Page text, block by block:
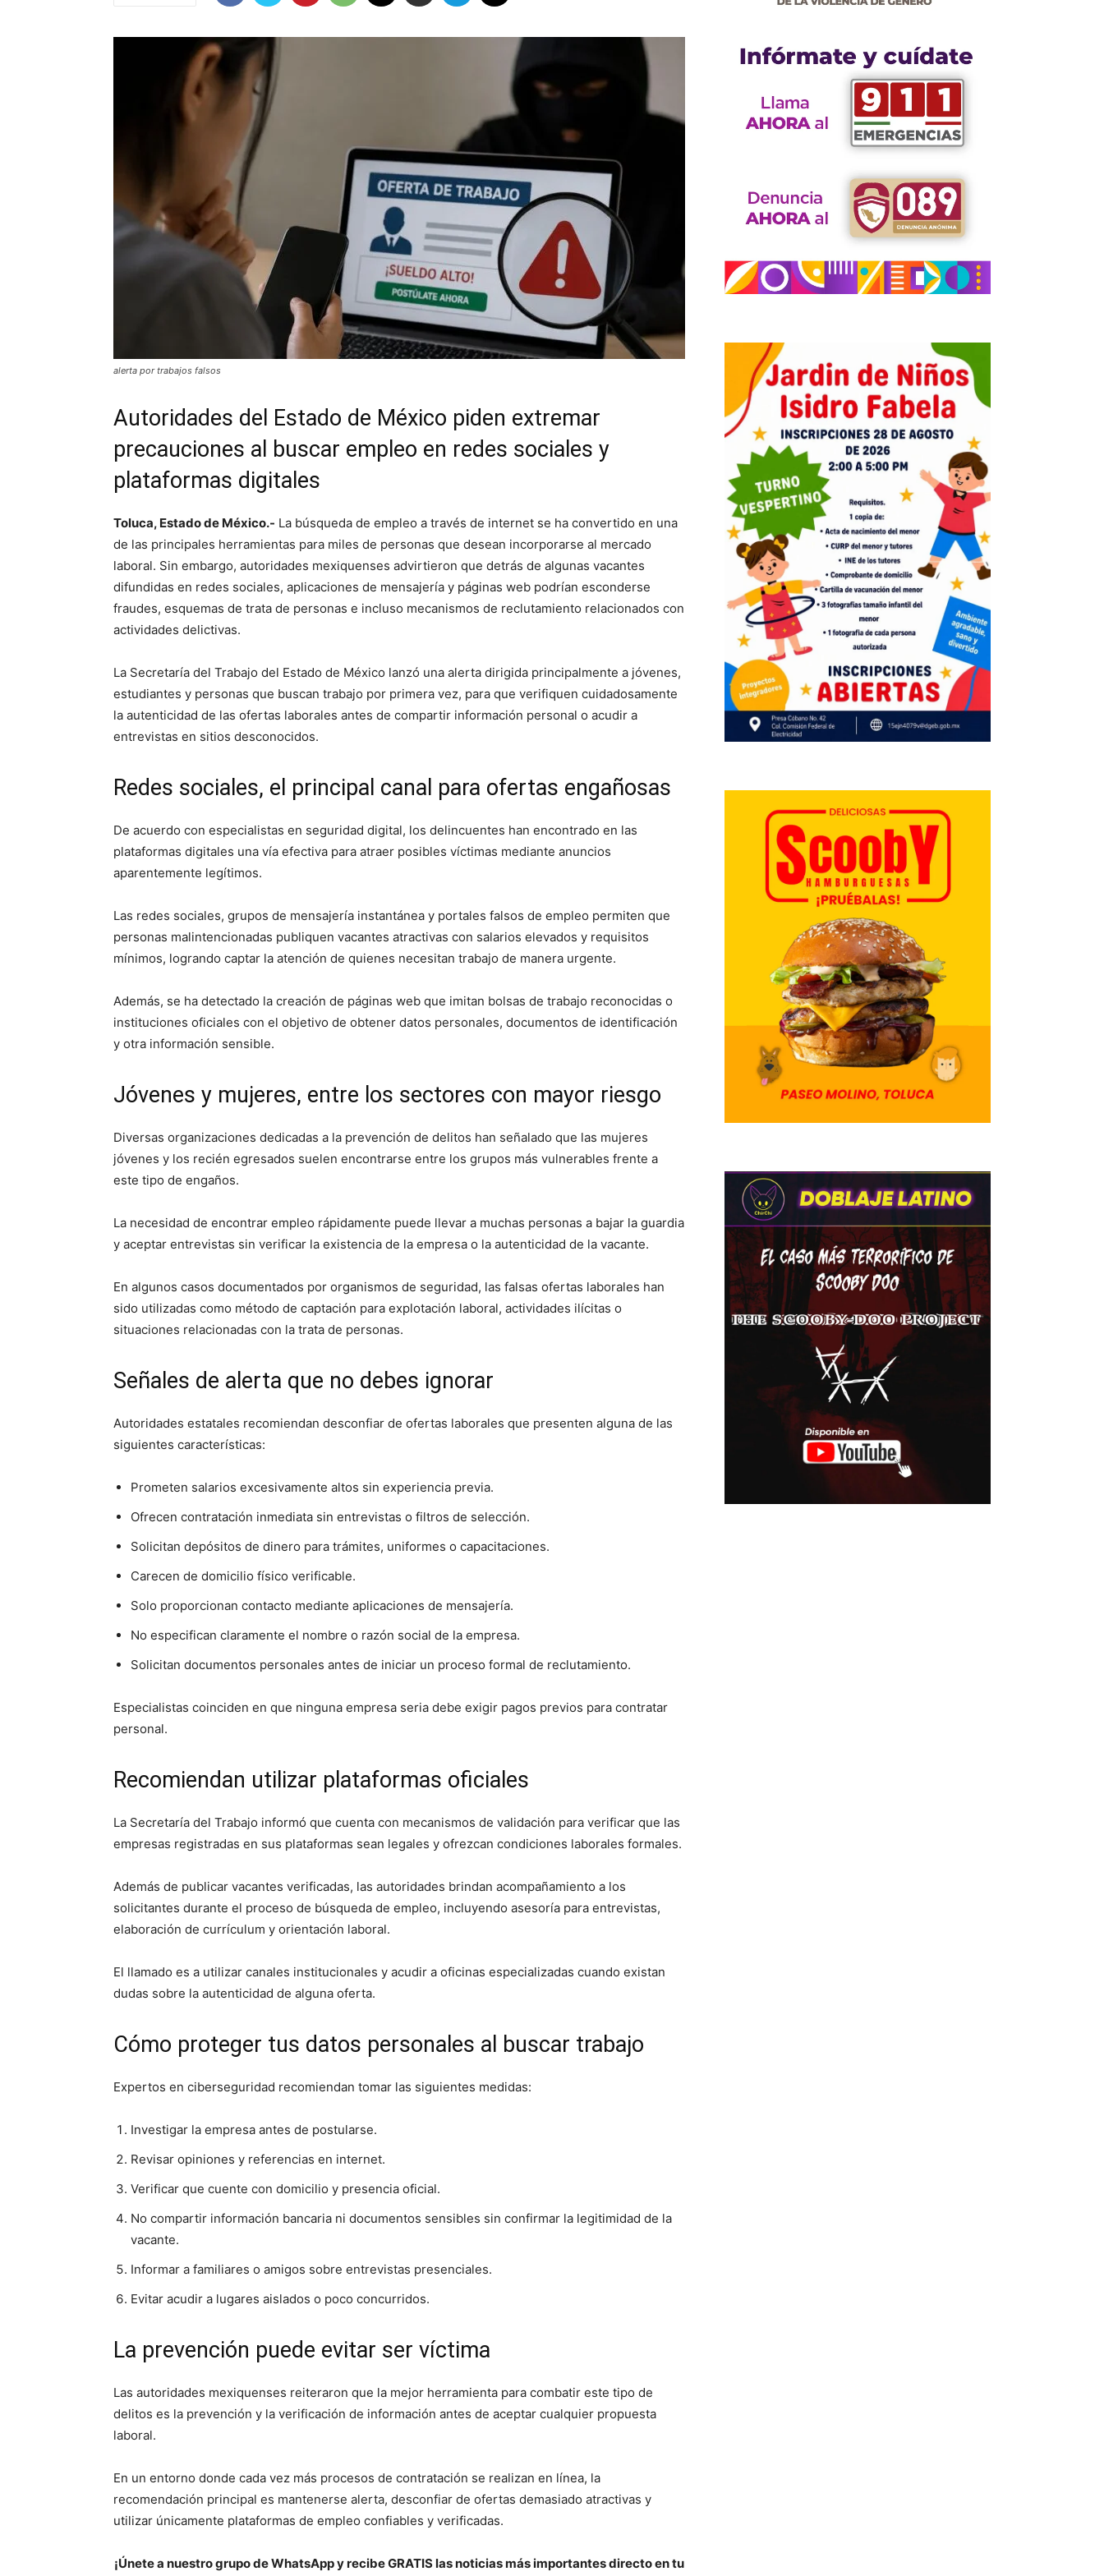
alerta por trabajos falsos
Autoridades del Estado de México piden extremar
precauciones al buscar empleo en redes sociales y
plataformas digitales
Toluca, Estado de México.- La búsqueda de empleo a través de internet se ha convertido en una
de las principales herramientas para miles de personas que desean incorporarse al mercado
laboral. Sin embargo, autoridades mexiquenses advirtieron que detrás de algunas vacantes
difundidas en redes sociales, aplicaciones de mensajería y páginas web podrían esconderse
fraudes, esquemas de trata de personas e incluso mecanismos de reclutamiento relacionados con
actividades delictivas.
La Secretaría del Trabajo del Estado de México lanzó una alerta dirigida principalmente a jóvenes,
estudiantes y personas que buscan trabajo por primera vez, para que verifiquen cuidadosamente
la autenticidad de las ofertas laborales antes de compartir información personal o acudir a
entrevistas en sitios desconocidos.
Redes sociales, el principal canal para ofertas engañosas
De acuerdo con especialistas en seguridad digital, los delincuentes han encontrado en las
plataformas digitales una vía efectiva para atraer posibles víctimas mediante anuncios
aparentemente legítimos.
Las redes sociales, grupos de mensajería instantánea y portales falsos de empleo permiten que
personas malintencionadas publiquen vacantes atractivas con salarios elevados y requisitos
mínimos, logrando captar la atención de quienes necesitan trabajo de manera urgente.
Además, se ha detectado la creación de páginas web que imitan bolsas de trabajo reconocidas o
instituciones oficiales con el objetivo de obtener datos personales, documentos de identificación
y otra información sensible.
Jóvenes y mujeres, entre los sectores con mayor riesgo
Diversas organizaciones dedicadas a la prevención de delitos han señalado que las mujeres
jóvenes y los recién egresados suelen encontrarse entre los grupos más vulnerables frente a
este tipo de engaños.
La necesidad de encontrar empleo rápidamente puede llevar a muchas personas a bajar la guardia
y aceptar entrevistas sin verificar la existencia de la empresa o la autenticidad de la vacante.
En algunos casos documentados por organismos de seguridad, las falsas ofertas laborales han
sido utilizadas como método de captación para explotación laboral, actividades ilícitas o
situaciones relacionadas con la trata de personas.
Señales de alerta que no debes ignorar
Autoridades estatales recomiendan desconfiar de ofertas laborales que presenten alguna de las
siguientes características:
Prometen salarios excesivamente altos sin experiencia previa.
Ofrecen contratación inmediata sin entrevistas o filtros de selección.
Solicitan depósitos de dinero para trámites, uniformes o capacitaciones.
Carecen de domicilio físico verificable.
Solo proporcionan contacto mediante aplicaciones de mensajería.
No especifican claramente el nombre o razón social de la empresa.
Solicitan documentos personales antes de iniciar un proceso formal de reclutamiento.
Especialistas coinciden en que ninguna empresa seria debe exigir pagos previos para contratar
personal.
Recomiendan utilizar plataformas oficiales
La Secretaría del Trabajo informó que cuenta con mecanismos de validación para verificar que las
empresas registradas en sus plataformas sean legales y ofrezcan condiciones laborales formales.
Además de publicar vacantes verificadas, las autoridades brindan acompañamiento a los
solicitantes durante el proceso de búsqueda de empleo, incluyendo asesoría para entrevistas,
elaboración de currículum y orientación laboral.
El llamado es a utilizar canales institucionales y acudir a oficinas especializadas cuando existan
dudas sobre la autenticidad de alguna oferta.
Cómo proteger tus datos personales al buscar trabajo
Expertos en ciberseguridad recomiendan tomar las siguientes medidas:
Investigar la empresa antes de postularse.
Revisar opiniones y referencias en internet.
Verificar que cuente con domicilio y presencia oficial.
No compartir información bancaria ni documentos sensibles sin confirmar la legitimidad de la
vacante.
Informar a familiares o amigos sobre entrevistas presenciales.
Evitar acudir a lugares aislados o poco concurridos.
La prevención puede evitar ser víctima
Las autoridades mexiquenses reiteraron que la mejor herramienta para combatir este tipo de
delitos es la prevención y la verificación de información antes de aceptar cualquier propuesta
laboral.
En un entorno donde cada vez más procesos de contratación se realizan en línea, la
recomendación principal es mantenerse alerta, desconfiar de ofertas demasiado atractivas y
utilizar únicamente plataformas de empleo confiables y verificadas.
¡Únete a nuestro grupo de WhatsApp y recibe GRATIS las noticias más importantes directo en tu